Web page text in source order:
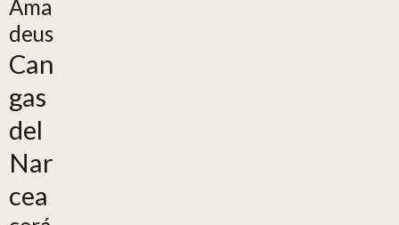
Ama
deus
Can
gas
del
Nar
cea